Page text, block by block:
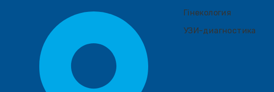
Гінекология
УЗИ-диагностика